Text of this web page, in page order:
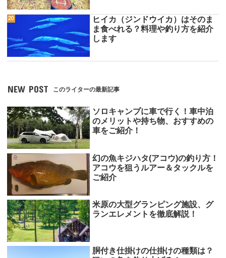
ヒイカ（ジンドウイカ）はそのま
ま食べれる？料理や釣り方を紹介
します
NEW POST このライターの最新記事
ソロキャンプに車で行く！車中泊
のメリットや持ち物、おすすめの
車をご紹介！
幻の魚キジハタ(アコウ)の釣り方！
アコウを狙うルアー＆タックルを
ご紹介
米原の大型グランピング施設、グ
ランエレメントを徹底解説！
胴付き仕掛けの仕掛けの種類は？